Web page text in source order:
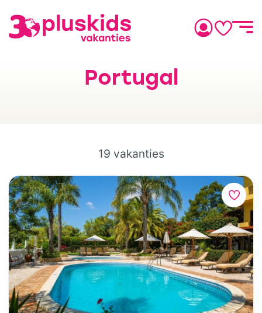
Portugal
19 vakanties